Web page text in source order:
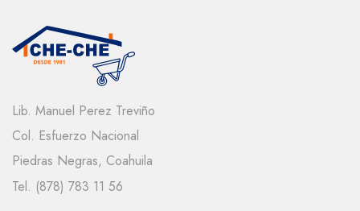
Lib. Manuel Perez Treviño
Col. Esfuerzo Nacional
Piedras Negras, Coahuila
Tel. (878) 783 11 56